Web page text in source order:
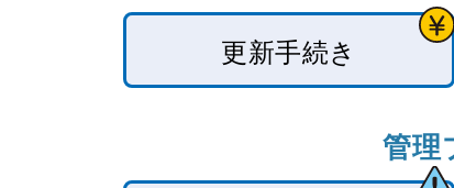
更新手続き
管理